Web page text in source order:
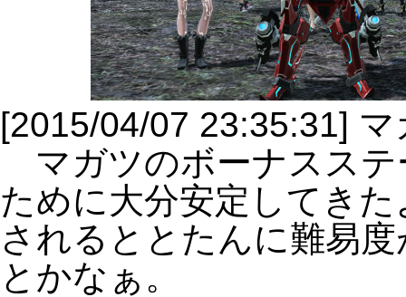
[2015/04/07 23:35:31]
マガツのボーナスステ
ために大分安定してき
されるととたんに難易
とかなぁ。